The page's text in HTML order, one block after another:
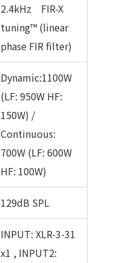
2.4kHz FIR-X
tuning™ (linear
phase FIR filter)
Dynamic:1100W
(LF: 950W HF:
150W) /
Continuous:
700W (LF: 600W
HF: 100W)
129dB SPL
INPUT: XLR-3-31
x1 , INPUT2: